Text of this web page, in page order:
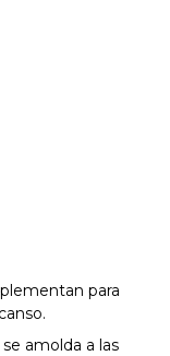
para
amolda a las